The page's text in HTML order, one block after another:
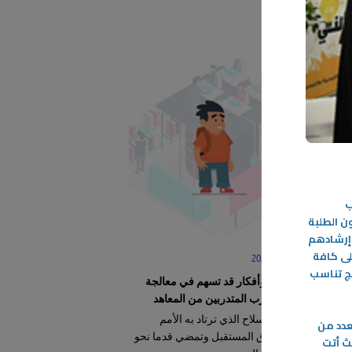
اقتراحات وأفكار قد تسهم في معالجة
ظاهرة تسرب المتدربين من المعاهد
تعليم هو السلاح الذي ترتاد به الأمم
والدول آفاق المستقبل وتمضي قدما نحو
الطلبة
كافة
تناسب
من
أتت